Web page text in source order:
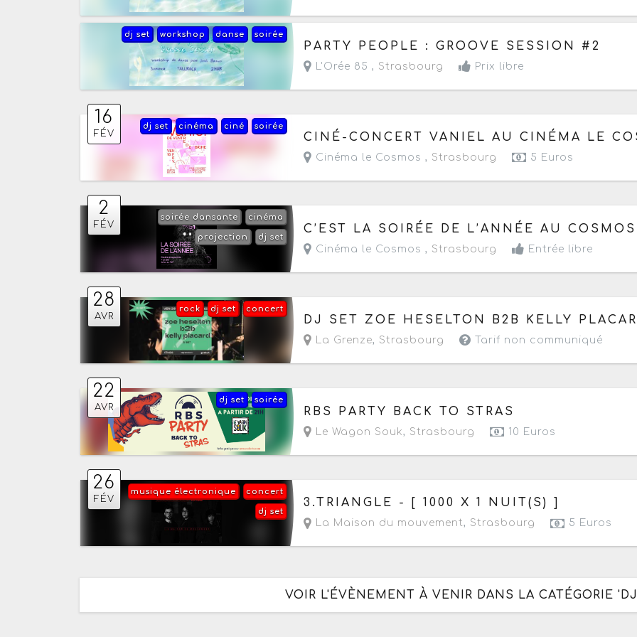
soirée
danse
workshop
dj set
Le samedi 19 juillet 2025 à partir de 19h
PARTY PEOPLE : GROOVE SESSION #2
L'Orée 85 , Strasbourg Prix libre
16
FÉV
soirée
ciné
cinéma
dj set
Le vendredi 16 février 2024 à partir de 20h
CINÉ-CONCERT VANIEL AU CINÉMA LE
Cinéma le Cosmos , Strasbourg 5 Euros
2
FÉV
cinéma
soirée dansante
dj set
projection
Le vendredi 2 février 2024 à partir de 20h
C’EST LA SOIRÉE DE L’ANNÉE AU COSMOS
Cinéma le Cosmos , Strasbourg Entrée libre
28
AVR
concert
dj set
rock
Le vendredi 28 avril 2023 à partir de 17h
DJ SET ZOE HESELTON B2B KELLY
La Grenze, Strasbourg Tarif non communiqué
22
AVR
soirée
dj set
Le samedi 22 avril 2023 à partir de 21h
RBS PARTY BACK TO STRAS
Le Wagon Souk, Strasbourg 10 Euros
26
FÉV
concert
musique électronique
dj set
Le samedi 26 février 2022 de 19h30 à 21h30
3.TRIANGLE - [ 1000 X 1 NUIT(S) ]
La Maison du mouvement, Strasbourg 5 Euros
VOIR L'ÉVÈNEMENT À VENIR DANS LA CATÉGORIE